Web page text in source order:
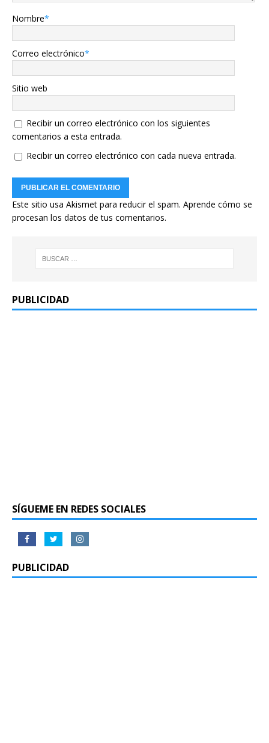
Nombre*
Correo electrónico*
Sitio web
Recibir un correo electrónico con los siguientes
comentarios a esta entrada.
Recibir un correo electrónico con cada nueva entrada.
Este sitio usa Akismet para reducir el spam. Aprende cómo se
procesan los datos de tus comentarios.
PUBLICIDAD
SÍGUEME EN REDES SOCIALES
PUBLICIDAD